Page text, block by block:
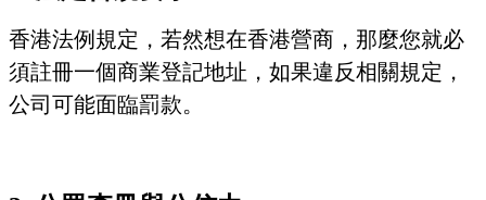
香港法例規定，若然想在香港營商，那麼您就必
須註冊一個商業登記地址，如果違反相關規定，
公司可能面臨罰款。